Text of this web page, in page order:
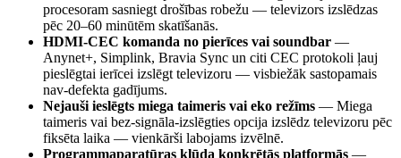
procesoram sasniegt drošības robežu — televizors izslēdzas
pēc 20–60 minūtēm skatīšanās.
HDMI-CEC komanda no pierīces vai soundbar —
Anynet+, Simplink, Bravia Sync un citi CEC protokoli ļauj
pieslēgtai ierīcei izslēgt televizoru — visbiežāk sastopamais
nav-defekta gadījums.
Nejauši ieslēgts miega taimeris vai eko režīms — Miega
taimeris vai bez-signāla-izslēgties opcija izslēdz televizoru pēc
fiksēta laika — vienkārši labojams izvēlnē.
Programmaparatūras kļūda konkrētās platformās —